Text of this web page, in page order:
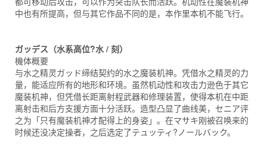
中也有所提高，但与其它作品不同的是，本作里本机不能飞行。
ガッデス（水系高位?水 / 刻）
機体概要
与水之精灵ガッド缔结契约的水之魔装机神。凭借水之精灵的力
量，能适应所有的地形和环境。虽然机动性和攻击力逊色于其它
魔装机神，但凭借长距离射程武器和修理装置，使得本机在中距
离射击和后方支援方面十分活跃。造型凸显了曲线美，セニア评
之为「只有魔装机神才配得上的身姿」。在マサキ刚被召唤来的
时候还没决定操者，之后选定了テュッティ?ノールバック。